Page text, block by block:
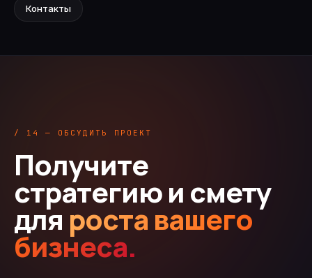
Контакты
/ 14 — ОБСУДИТЬ ПРОЕКТ
Получите
стратегию и смету
для роста вашего
бизнеса.